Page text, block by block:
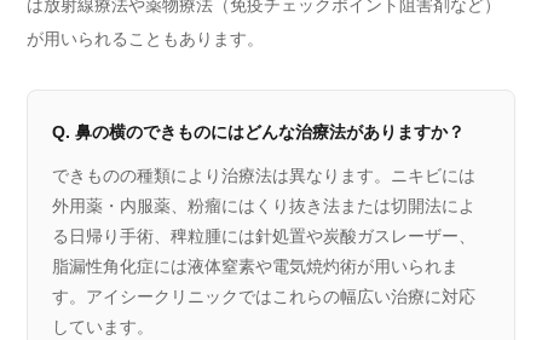
は放射線療法や薬物療法（免疫チェックポイント阻害剤など）
が用いられることもあります。
Q. 鼻の横のできものにはどんな治療法がありますか？
できものの種類により治療法は異なります。ニキビには
外用薬・内服薬、粉瘤にはくり抜き法または切開法によ
る日帰り手術、稗粒腫には針処置や炭酸ガスレーザー、
脂漏性角化症には液体窒素や電気焼灼術が用いられま
す。アイシークリニックではこれらの幅広い治療に対応
しています。